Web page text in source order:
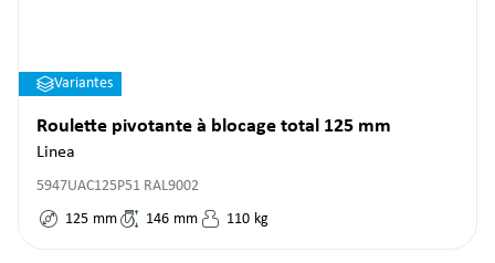
Variantes
Roulette pivotante à blocage total 125 mm
Linea
5947UAC125P51 RAL9002
125 mm 146 mm 110 kg